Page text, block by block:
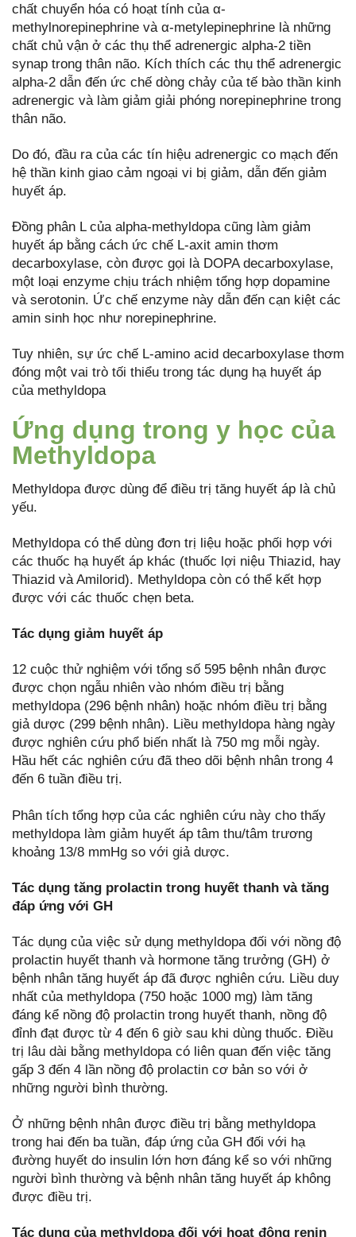
chất chuyển hóa có hoạt tính của α-
methylnorepinephrine và α-metylepinephrine là những
chất chủ vận ở các thụ thể adrenergic alpha-2 tiền
synap trong thân não. Kích thích các thụ thể adrenergic
alpha-2 dẫn đến ức chế dòng chảy của tế bào thần kinh
adrenergic và làm giảm giải phóng norepinephrine trong
thân não.
Do đó, đầu ra của các tín hiệu adrenergic co mạch đến
hệ thần kinh giao cảm ngoại vi bị giảm, dẫn đến giảm
huyết áp.
Đồng phân L của alpha-methyldopa cũng làm giảm
huyết áp bằng cách ức chế L-axit amin thơm
decarboxylase, còn được gọi là DOPA decarboxylase,
một loại enzyme chịu trách nhiệm tổng hợp dopamine
và serotonin. Ức chế enzyme này dẫn đến cạn kiệt các
amin sinh học như norepinephrine.
Tuy nhiên, sự ức chế L-amino acid decarboxylase thơm
đóng một vai trò tối thiểu trong tác dụng hạ huyết áp
của methyldopa
Ứng dụng trong y học của
Methyldopa
Methyldopa được dùng để điều trị tăng huyết áp là chủ
yếu.
Methyldopa có thể dùng đơn trị liệu hoặc phối hợp với
các thuốc hạ huyết áp khác (thuốc lợi niệu Thiazid, hay
Thiazid và Amilorid). Methyldopa còn có thể kết hợp
được với các thuốc chẹn beta.
Tác dụng giảm huyết áp
12 cuộc thử nghiệm với tổng số 595 bệnh nhân được
được chọn ngẫu nhiên vào nhóm điều trị bằng
methyldopa (296 bệnh nhân) hoặc nhóm điều trị bằng
giả dược (299 bệnh nhân). Liều methyldopa hàng ngày
được nghiên cứu phổ biến nhất là 750 mg mỗi ngày.
Hầu hết các nghiên cứu đã theo dõi bệnh nhân trong 4
đến 6 tuần điều trị.
Phân tích tổng hợp của các nghiên cứu này cho thấy
methyldopa làm giảm huyết áp tâm thu/tâm trương
khoảng 13/8 mmHg so với giả dược.
Tác dụng tăng prolactin trong huyết thanh và tăng
đáp ứng với GH
Tác dụng của việc sử dụng methyldopa đối với nồng độ
prolactin huyết thanh và hormone tăng trưởng (GH) ở
bệnh nhân tăng huyết áp đã được nghiên cứu. Liều duy
nhất của methyldopa (750 hoặc 1000 mg) làm tăng
đáng kể nồng độ prolactin trong huyết thanh, nồng độ
đỉnh đạt được từ 4 đến 6 giờ sau khi dùng thuốc. Điều
trị lâu dài bằng methyldopa có liên quan đến việc tăng
gấp 3 đến 4 lần nồng độ prolactin cơ bản so với ở
những người bình thường.
Ở những bệnh nhân được điều trị bằng methyldopa
trong hai đến ba tuần, đáp ứng của GH đối với hạ
đường huyết do insulin lớn hơn đáng kể so với những
người bình thường và bệnh nhân tăng huyết áp không
được điều trị.
Tác dụng của methyldopa đối với hoạt động renin